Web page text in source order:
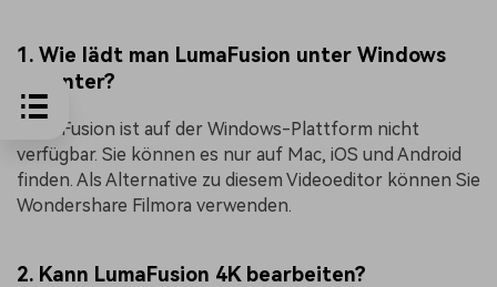
1. Wie lädt man LumaFusion unter Windows
herunter?
LumaFusion ist auf der Windows-Plattform nicht
verfügbar. Sie können es nur auf Mac, iOS und Android
finden. Als Alternative zu diesem Videoeditor können Sie
Wondershare Filmora verwenden.
2. Kann LumaFusion 4K bearbeiten?